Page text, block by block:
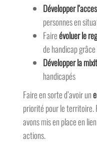
Développer
personnes en
Faireévoluer le
de handicap
Développer la
handicapés
Faire en sorte d’avoir un
priorité pour le territoire.
avons mis en place en
actions.